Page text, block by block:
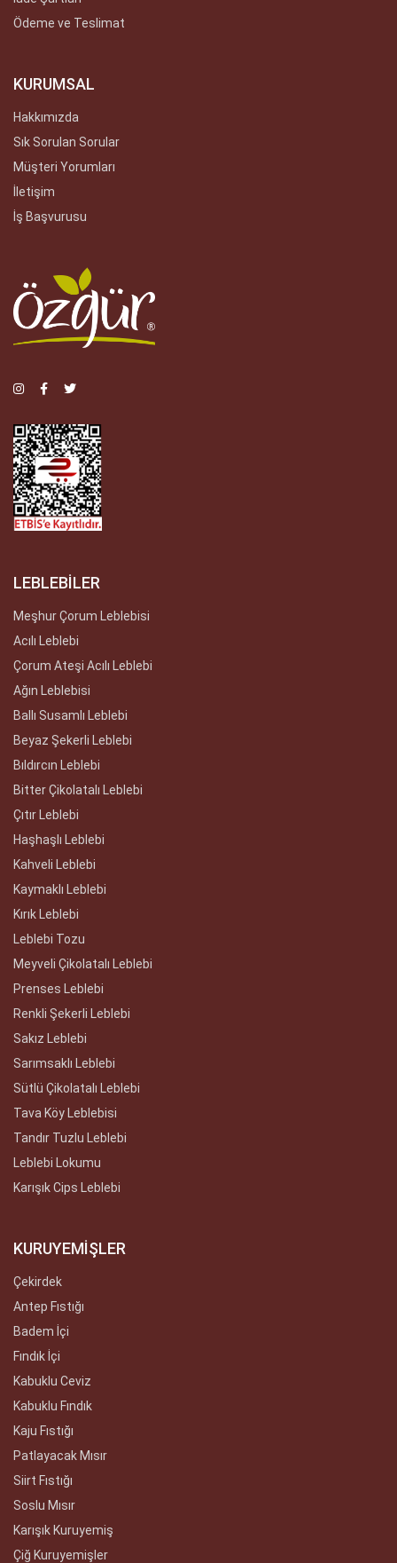
Ödeme ve Teslimat
KURUMSAL
Hakkımızda
Sık Sorulan Sorular
Müşteri Yorumları
İletişim
İş Başvurusu
LEBLEBİLER
Meşhur Çorum Leblebisi
Acılı Leblebi
Çorum Ateşi Acılı Leblebi
Ağın Leblebisi
Ballı Susamlı Leblebi
Beyaz Şekerli Leblebi
Bıldırcın Leblebi
Bitter Çikolatalı Leblebi
Çıtır Leblebi
Haşhaşlı Leblebi
Kahveli Leblebi
Kaymaklı Leblebi
Kırık Leblebi
Leblebi Tozu
Meyveli Çikolatalı Leblebi
Prenses Leblebi
Renkli Şekerli Leblebi
Sakız Leblebi
Sarımsaklı Leblebi
Sütlü Çikolatalı Leblebi
Tava Köy Leblebisi
Tandır Tuzlu Leblebi
Leblebi Lokumu
Karışık Cips Leblebi
KURUYEMİŞLER
Çekirdek
Antep Fıstığı
Badem İçi
Fındık İçi
Kabuklu Ceviz
Kabuklu Fındık
Kaju Fıstığı
Patlayacak Mısır
Siirt Fıstığı
Soslu Mısır
Karışık Kuruyemiş
Çiğ Kuruyemişler